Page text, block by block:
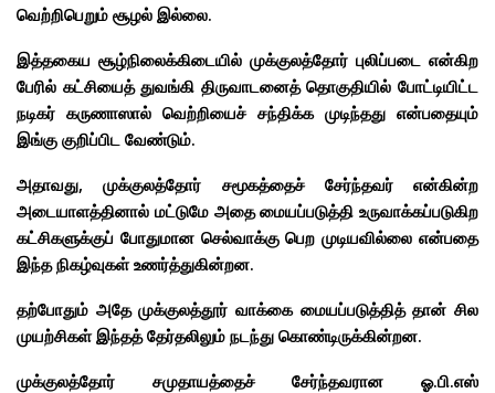
வெற்றிபெறும் சூழல் இல்லை.
இத்தகைய சூழ்நிலைக்கிடையில் முக்குலத்தோர் புலிப்படை என்கிற
பேரில் கட்சியைத் துவங்கி திருவாடனைத் தொகுதியில் போட்டியிட்ட
நடிகர் கருணாஸால் வெற்றியைச் சந்திக்க முடிந்தது என்பதையும்
இங்கு குறிப்பிட வேண்டும்.
அதாவது, முக்குலத்தோர் சமூகத்தைச் சேர்ந்தவர் என்கின்ற
அடையாளத்தினால் மட்டுமே அதை மையப்படுத்தி உருவாக்கப்படுகிற
கட்சிகளுக்குப் போதுமான செல்வாக்கு பெற முடியவில்லை என்பதை
இந்த நிகழ்வுகள் உணர்த்துகின்றன.
தற்போதும் அதே முக்குலத்தூர் வாக்கை மையப்படுத்தித் தான் சில
முயற்சிகள் இந்தத் தேர்தலிலும் நடந்து கொண்டிருக்கின்றன.
முக்குலத்தோர் சமுதாயத்தைச் சேர்ந்தவரான ஓ.பி.எஸ்